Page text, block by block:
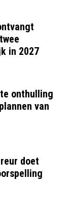
in 2027
onthulling
van
doet